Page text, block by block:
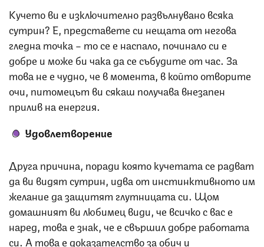
Кучето ви е изключително развълнувано всяка
сутрин? Е, представете си нещата от негова
гледна точка – то се е наспало, починало си е
добре и може би чака да се събудите от час. За
това не е чудно, че в момента, в който отворите
очи, питомецът ви сякаш получава внезапен
прилив на енергия.
Удовлетворение
Друга причина, поради която кучетата се радват
да ви видят сутрин, идва от инстинктивното им
желание да защитят глутницата си. Щом
домашният ви любимец види, че всичко с вас е
наред, това е знак, че е свършил добре работата
си. А това е доказателство за обич и